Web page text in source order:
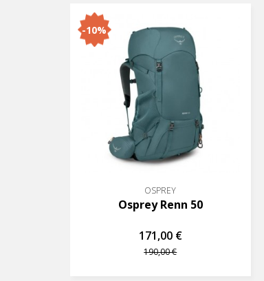
-10%
OSPREY
Osprey Renn 50
171,00 €
190,00 €